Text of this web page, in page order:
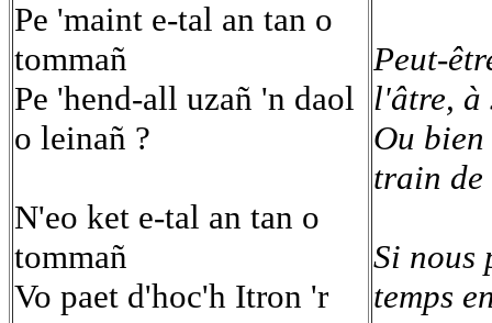
Pe 'maint e-tal an tan o
tommañ
Pe 'hend-all uzañ 'n daol
o leinañ ?
N'eo ket e-tal an tan o
tommañ
Vo paet d'hoc'h Itron 'r
Peut-
l'âtre, à
Ou
train de
Si nous
temps